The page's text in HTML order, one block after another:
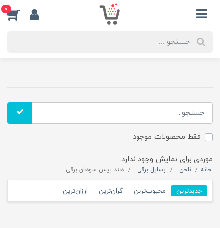
0
فقط محصولات موجود
موردی برای نمایش وجود ندارد.
خانه ناخن وسایل برقی هند پیس سوهان برقی
جدیدترین محبوب‌ترین گران‌ترین ارزان‌ترین